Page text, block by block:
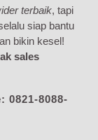
terbaik, tapi
siap bantu
bikin kesel!
sales
0821-8088-